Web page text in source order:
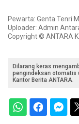
Pewarta: Genta Tenri
Uploader: Admin
Copyright © ANTARA
Dilarang keras
pengindeksan otomatis
Kantor Berita ANTARA.